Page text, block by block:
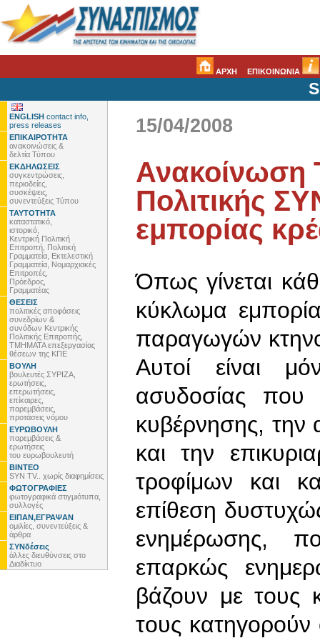
ΑΡΧΗ ΕΠΙΚΟΙΝΩΝΙΑ
ENGLISH contact info,
press releases
ΕΠΙΚΑΙΡΟΤΗΤΑ
ανακοινώσεις &
δελτία Τύπου
ΕΚΔΗΛΩΣΕΙΣ
συγκεντρώσεις,
περιοδείες,
συσκέψεις,
συνεντεύξεις Τύπου
ΤΑΥΤΟΤΗΤΑ
καταστατικό,
ιστορικό,
Κεντρική Πολιτική
Επιτροπή, Πολιτική
Γραμματεία, Εκτελεστική
Γραμματεία, Νομαρχιακές
Επιτροπές,
Πρόεδρος,
Γραμματέας
ΘΕΣΕΙΣ
πολιτικές αποφάσεις
συνεδρίων &
συνόδων Κεντρικής
Πολιτικής Επιτροπής,
ΤΜΗΜΑΤΑ επεξεργασίας
θέσεων της ΚΠΕ
ΒΟΥΛΗ
βουλευτές ΣΥΡΙΖΑ,
ερωτήσεις,
επερωτήσεις,
επίκαιρες,
παρεμβάσεις,
προτάσεις νόμου
ΕΥΡΩΒΟΥΛΗ
παρεμβάσεις &
ερωτήσεις
του ευρωβουλευτή
ΒΙΝΤΕΟ
SYN TV.. χωρίς διαφημίσεις
ΦΩΤΟΓΡΑΦΙΕΣ
φωτογραφικά στιγμιότυπα,
συλλογές
ΕΙΠΑΝ,ΕΓΡΑΨΑΝ
ομιλίες, συνεντεύξεις &
άρθρα
ΣΥΝδέσεις
άλλες διευθύνσεις στο
Διαδίκτυο
15/04/2008
Ανακοίνωση
Πολιτικής
εμπορίας
Όπως γίνεται
κύκλωμα
παραγωγών
Αυτοί είναι
ασυδοσίας που
κυβέρνησης, την
και την
τροφίμων και
επίθεση
ενημέρωσης,
επαρκώς
βάζουν με τους
τους κατηγορούν